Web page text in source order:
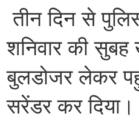
तीन दिन से
शनिवार की सुबह
बुलडोजर लेकर
सरेंडर कर दिया।